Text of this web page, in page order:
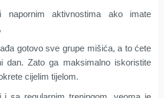
aktivnostima ako imate
gotovo sve grupe mišića, a to ćete
dan. Zato ga maksimalno iskoristite
cijelim tijelom.